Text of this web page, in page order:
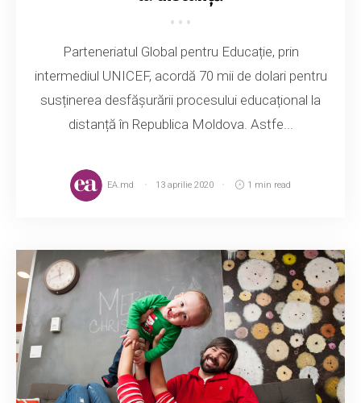
Parteneriatul Global pentru Educație, prin
intermediul UNICEF, acordă 70 mii de dolari pentru
susținerea desfășurării procesului educațional la
distanță în Republica Moldova. Astfe...
EA.md 13 aprilie 2020 1 min read